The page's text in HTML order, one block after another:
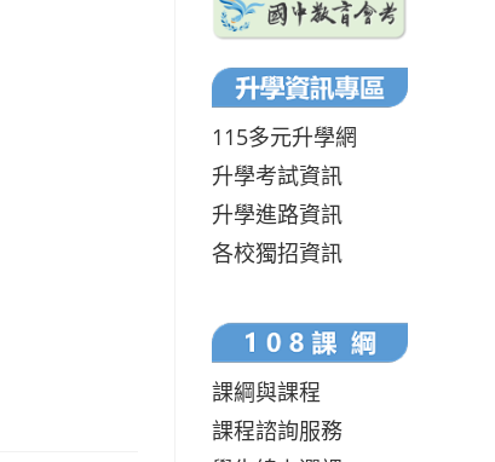
115多元升學網
升學考試資訊
升學進路資訊
各校獨招資訊
課綱與課程
課程諮詢服務